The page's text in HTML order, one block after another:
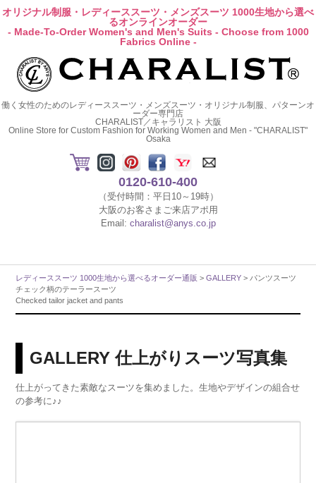
オリジナル制服・レディーススーツ・メンズスーツ 1000生地から選べ
るオンラインオーダー
- Made-To-Order Women's and Men's Suits - Choose from 1000
Fabrics Online -
働く女性のためのレディーススーツ・メンズスーツ・オリジナル制服、パターンオ
ーダー専門店
CHARALIST／キャラリスト 大阪
Online Store for Custom Fashion for Working Women and Men - "CHARALIST"
Osaka
0120-610-400
（受付時間：平日10～19時）
大阪のお客さまご来店アポ用
Email: charalist@anys.co.jp
レディーススーツ 1000生地から選べるオーダー通販 >GALLERY > パンツスーツ
チェック柄のテーラースーツ
Checked tailor jacket and pants
GALLERY 仕上がりスーツ写真集
仕上がってきた素敵なスーツを集めました。生地やデザインの組合せ
の参考に♪♪